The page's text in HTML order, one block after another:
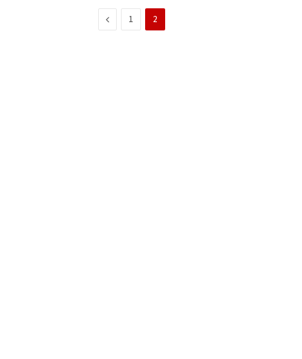
Previous
1 2